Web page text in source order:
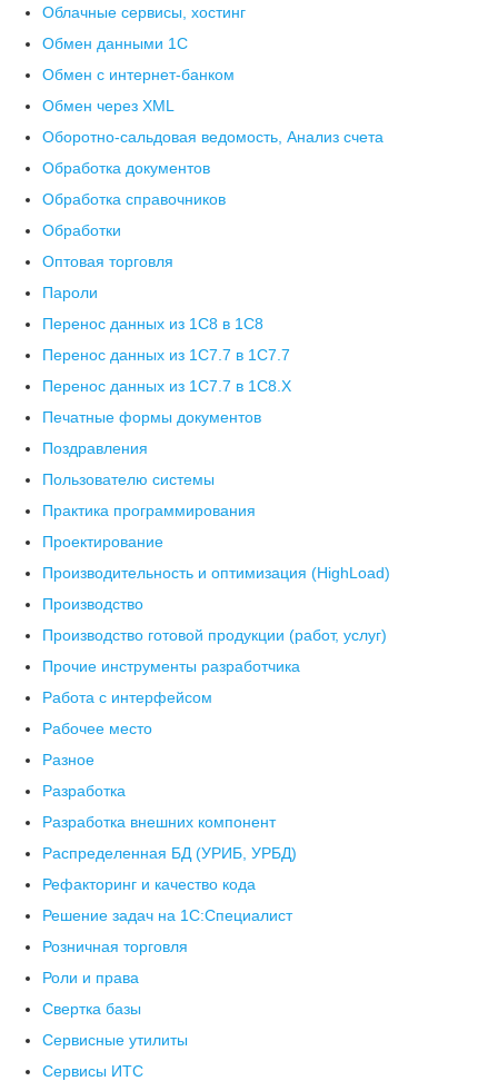
Облачные сервисы, хостинг
Обмен данными 1С
Обмен с интернет-банком
Обмен через XML
Оборотно-сальдовая ведомость, Анализ счета
Обработка документов
Обработка справочников
Обработки
Оптовая торговля
Пароли
Перенос данных из 1C8 в 1C8
Перенос данных из 1С7.7 в 1C7.7
Перенос данных из 1С7.7 в 1C8.X
Печатные формы документов
Поздравления
Пользователю системы
Практика программирования
Проектирование
Производительность и оптимизация (HighLoad)
Производство
Производство готовой продукции (работ, услуг)
Прочие инструменты разработчика
Работа с интерфейсом
Рабочее место
Разное
Разработка
Разработка внешних компонент
Распределенная БД (УРИБ, УРБД)
Рефакторинг и качество кода
Решение задач на 1С:Специалист
Розничная торговля
Роли и права
Свертка базы
Сервисные утилиты
Сервисы ИТС